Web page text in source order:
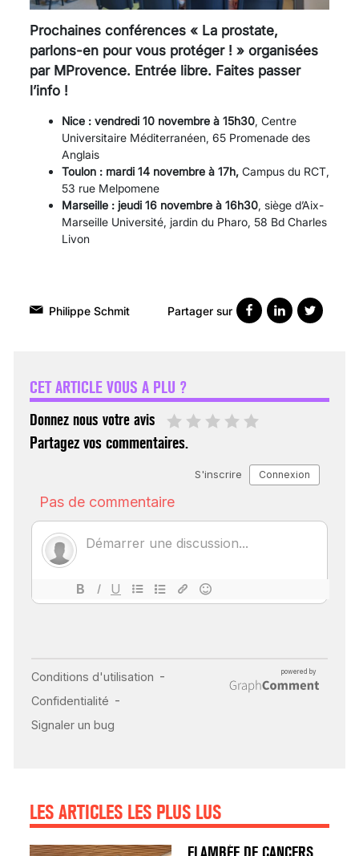
Prochaines conférences « La prostate,
parlons-en pour vous protéger ! » organisées
par MProvence. Entrée libre. Faites passer
l’info !
Nice : vendredi 10 novembre à 15h30, Centre
Universitaire Méditerranéen, 65 Promenade des
Anglais
Toulon : mardi 14 novembre à 17h, Campus du RCT,
53 rue Melpomene
Marseille : jeudi 16 novembre à 16h30, siège d’Aix-
Marseille Université, jardin du Pharo, 58 Bd Charles
Livon
Philippe Schmit Partager sur
CET ARTICLE VOUS A PLU ?
Donnez nous votre avis
Partagez vos commentaires.
LES ARTICLES LES PLUS LUS
ÉCHO : DES IMAGES
POUR TOUTES LES
18 juil 2022
INSUFFISANCE
CARDIAQUE : LES